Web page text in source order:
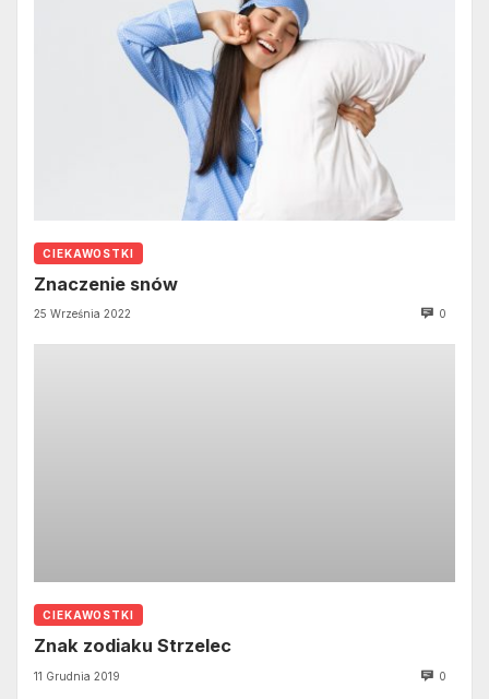
CIEKAWOSTKI
Znaczenie snów
25 Września 2022 0
CIEKAWOSTKI
Znak zodiaku Strzelec
11 Grudnia 2019 0